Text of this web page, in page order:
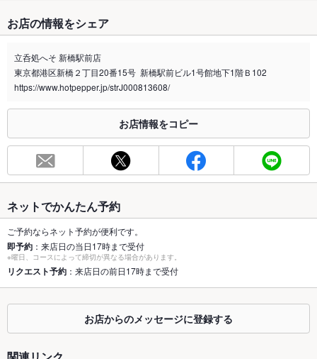
禁煙・喫煙 全席喫煙可
喫煙専用室 なし
※2020年4月1日～受動喫煙対策に関する法律が施行されています。正しい情報はお店へお問い
総席数 36席
最大宴会収
35人
個室 なし
座敷 なし
掘りごたつ なし
カウンター あり
ソファー なし
お店の情報をシェア
立呑処へそ 新橋駅前店
東京都港区新橋２丁目20番15号 新橋駅前ビル1号館地下1階Ｂ102
https://www.hotpepper.jp/strJ000813608/
お店情報をコピー
ネットでかんたん予約
ご予約ならネット予約が便利です。
即予約 ：来店日の当日17時まで受付
※曜日、コースによって締切が異なる場合があります。
リクエスト予約 ：来店日の前日17時まで受付
お店からのメッセージに登録する